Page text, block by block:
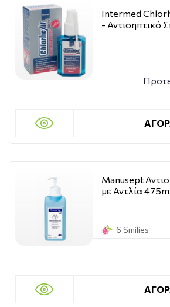
Intermed
- Αντισηπτικό
Manusept
με Αντλία
6 Smilies